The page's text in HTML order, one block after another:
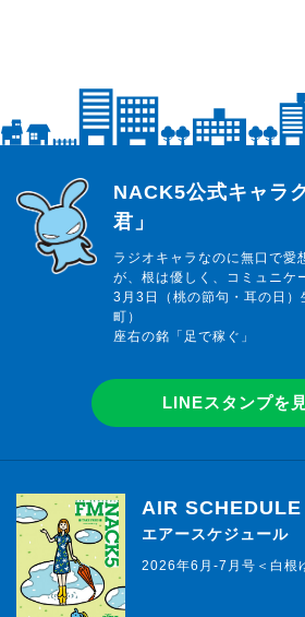
らじっと君
NACK5公式キャラ
君」
ラジオキャラなのに無口で愛
が、根は優しく、コミュニケ
3月3日（桃の節句・耳の日
町）
座右の銘「足で稼ぐ」
LINEスタンプを
AIR SCHEDULE
エアースケジュール
2026年6月-7月号＜白根